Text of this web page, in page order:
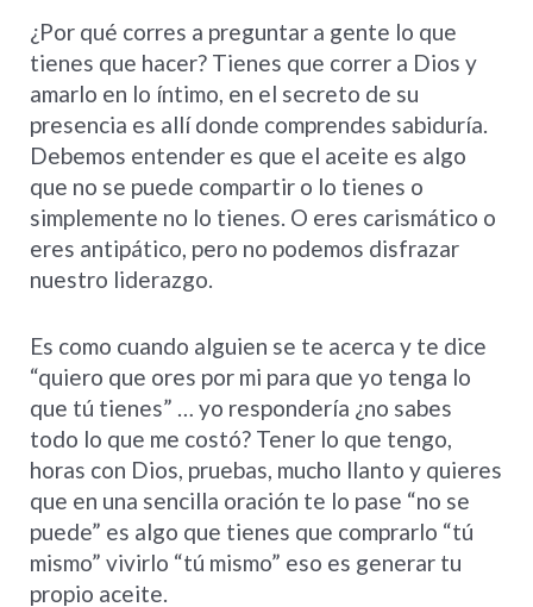
¿Por qué corres a preguntar a gente lo que
tienes que hacer? Tienes que correr a Dios y
amarlo en lo íntimo, en el secreto de su
presencia es allí donde comprendes sabiduría.
Debemos entender es que el aceite es algo
que no se puede compartir o lo tienes o
simplemente no lo tienes. O eres carismático o
eres antipático, pero no podemos disfrazar
nuestro liderazgo.
Es como cuando alguien se te acerca y te dice
“quiero que ores por mi para que yo tenga lo
que tú tienes” … yo respondería ¿no sabes
todo lo que me costó? Tener lo que tengo,
horas con Dios, pruebas, mucho llanto y quieres
que en una sencilla oración te lo pase “no se
puede” es algo que tienes que comprarlo “tú
mismo” vivirlo “tú mismo” eso es generar tu
propio aceite.